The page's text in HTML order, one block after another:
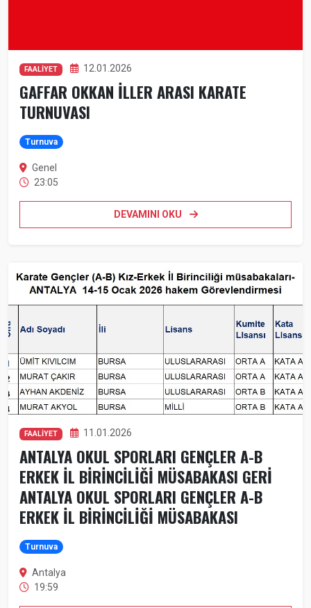
FAALİYET 12.01.2026
GAFFAR OKKAN İLLER ARASI KARATE
TURNUVASI
Turnuva
Genel
23:05
DEVAMINI OKU
FAALİYET 11.01.2026
ANTALYA OKUL SPORLARI GENÇLER A-B
ERKEK İL BİRİNCİLİĞİ MÜSABAKASI GERİ
ANTALYA OKUL SPORLARI GENÇLER A-B
ERKEK İL BİRİNCİLİĞİ MÜSABAKASI
Turnuva
Antalya
19:59